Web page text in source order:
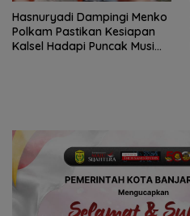
Hasnuryadi Dampingi Menko
Polkam Pastikan Kesiapan
Kalsel Hadapi Puncak Musim